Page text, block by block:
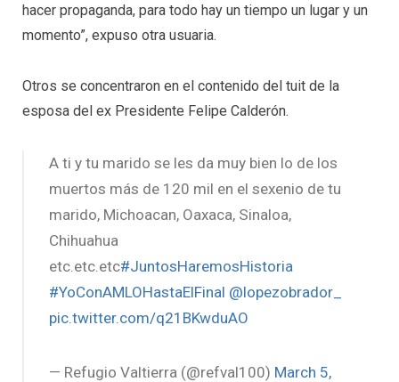
hacer propaganda, para todo hay un tiempo un lugar y un
momento”, expuso otra usuaria.
Otros se concentraron en el contenido del tuit de la
esposa del ex Presidente Felipe Calderón.
A ti y tu marido se les da muy bien lo de los
muertos más de 120 mil en el sexenio de tu
marido, Michoacan, Oaxaca, Sinaloa,
Chihuahua
etc.etc.etc#JuntosHaremosHistoria
#YoConAMLOHastaElFinal @lopezobrador_
pic.twitter.com/q21BKwduAO
— Refugio Valtierra (@refval100) March 5,